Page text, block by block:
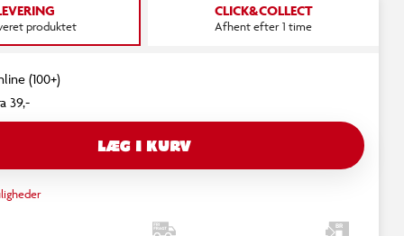
produktet
CLICK&COLLECT
Afhent efter 1 time
(100+)
39,-
LÆG I KURV